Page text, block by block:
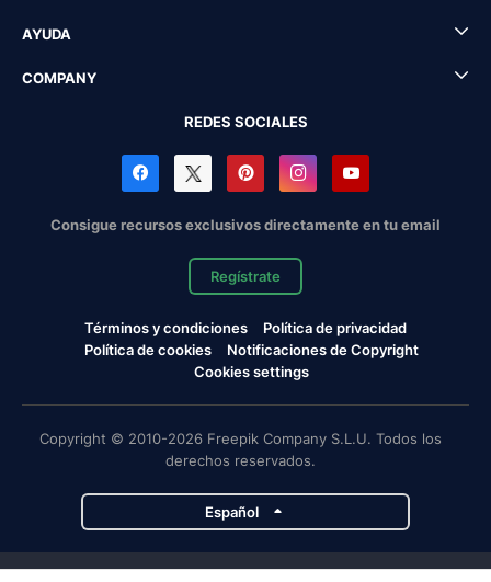
AYUDA
COMPANY
REDES SOCIALES
Consigue recursos exclusivos directamente en tu email
Regístrate
Términos y condiciones
Política de privacidad
Política de cookies
Notificaciones de Copyright
Cookies settings
Copyright © 2010-2026 Freepik Company S.L.U. Todos los
derechos reservados.
Español